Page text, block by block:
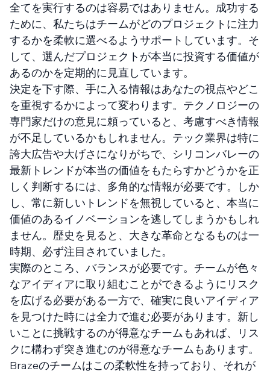
全てを実行するのは容易ではありません。成功する
ために、私たちはチームがどのプロジェクトに注力
するかを柔軟に選べるようサポートしています。そ
して、選んだプロジェクトが本当に投資する価値が
あるのかを定期的に見直しています。
決定を下す際、手に入る情報はあなたの視点やどこ
を重視するかによって変わります。テクノロジーの
専門家だけの意見に頼っていると、考慮すべき情報
が不足しているかもしれません。テック業界は特に
誇大広告や大げさになりがちで、シリコンバレーの
最新トレンドが本当の価値をもたらすかどうかを正
しく判断するには、多角的な情報が必要です。しか
し、常に新しいトレンドを無視していると、本当に
価値のあるイノベーションを逃してしまうかもしれ
ません。歴史を見ると、大きな革命となるものは一
時期、必ず注目されていました。
実際のところ、バランスが必要です。チームが色々
なアイディアに取り組むことができるようにリスク
を広げる必要がある一方で、確実に良いアイディア
を見つけた時には全力で進む必要があります。新し
いことに挑戦するのが得意なチームもあれば、リス
クに構わず突き進むのが得意なチームもあります。
Brazeのチームはこの柔軟性を持っており、それが